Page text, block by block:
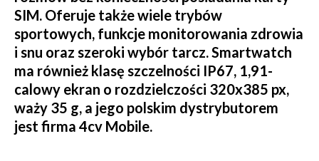
SIM. Oferuje także wiele trybów
sportowych, funkcje monitorowania zdrowia
i snu oraz szeroki wybór tarcz. Smartwatch
ma również klasę szczelności IP67, 1,91-
calowy ekran o rozdzielczości 320x385 px,
waży 35 g, a jego polskim dystrybutorem
jest firma 4cv Mobile.